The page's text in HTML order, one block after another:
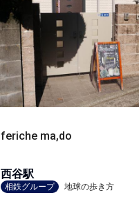
feriche ma,do
西谷駅
相鉄グループ 地球の歩き方